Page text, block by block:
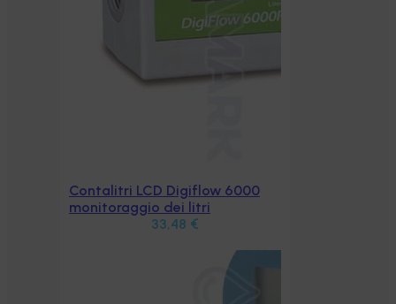
Aggiungi al carrello
Contalitri LCD Digiflow 6000
monitoraggio dei litri
33,48 €